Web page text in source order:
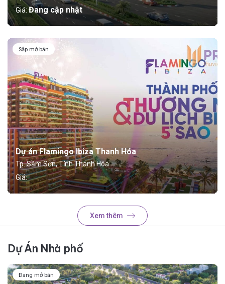
Giá: Đang cập nhật
Sắp mở bán
Dự án Flamingo Ibiza Thanh Hóa
Tp. Sầm Sơn, Tỉnh Thanh Hóa
Giá:
Xem thêm
Dự Án Nhà phố
Đang mở bán